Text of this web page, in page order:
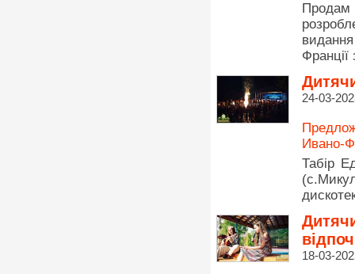
Продам
24-03-
Ивано-
Табір
18-03-